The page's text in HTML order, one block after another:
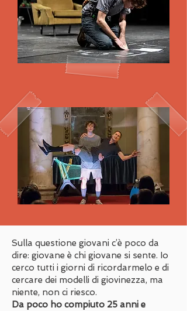
con il mondo.
Sulla questione giovani c’è poco da
dire: giovane è chi giovane si sente. Io
cerco tutti i giorni di ricordarmelo e di
cercare dei modelli di giovinezza, ma
niente, non ci riesco.
Da poco ho compiuto 25 anni e